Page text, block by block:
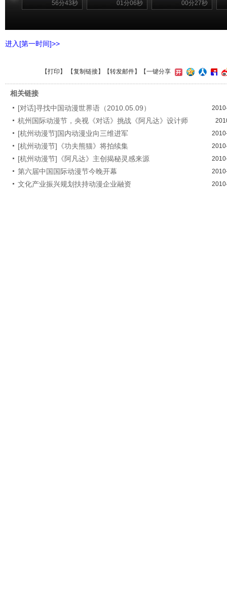
56分43秒 01分06秒 00分27秒
进入[第一时间]>>
【打印 】 【复制链接】【转发邮件】 【一键分享
相关链接
[对话]寻找中国动漫世界语（2010.05.09）
杭州国际动漫节，央视《对话》挑战《阿凡达》设计师
[杭州动漫节]国内动漫业向三维进军
[杭州动漫节]《功夫熊猫》将拍续集
[杭州动漫节]《阿凡达》主创揭秘灵感来源
第六届中国国际动漫节今晚开幕
文化产业振兴规划扶持动漫企业融资